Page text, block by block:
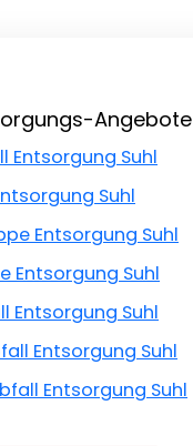
Angebote
Entsorgung Suhl
Suhl
Entsorgung Suhl
Entsorgung Suhl
Entsorgung Suhl
Entsorgung Suhl
Entsorgung Suhl